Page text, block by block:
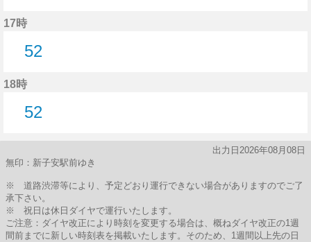
17時
52
18時
52
出力日2026年08月08日
無印：新子安駅前ゆき
※ 道路渋滞等により、予定どおり運行できない場合がありますのでご了
承下さい。
※ 祝日は休日ダイヤで運行いたします。
ご注意：ダイヤ改正により時刻を変更する場合は、概ねダイヤ改正の1週
間前までに新しい時刻表を掲載いたします。そのため、1週間以上先の日